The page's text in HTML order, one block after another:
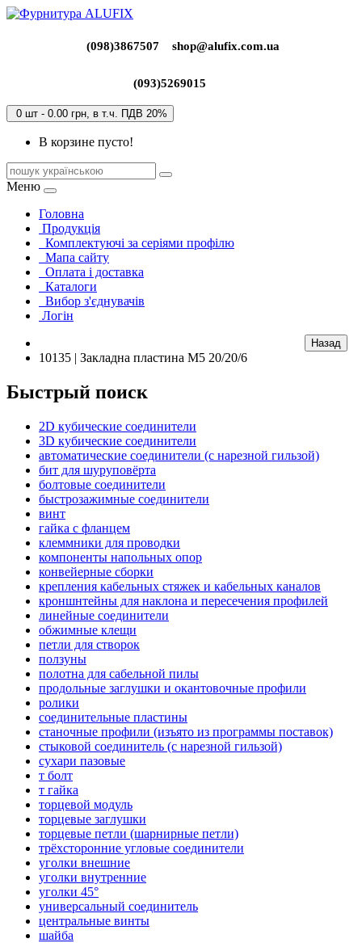
(098)3867507 shop@alufix.com.ua
(093)5269015
0 шт - 0.00 грн, в т.ч. ПДВ 20%
В корзине пусто!
Меню
Головна
Продукція
Комплектуючі за серіями профілю
Мапа сайту
Оплата і доставка
Каталоги
Вибор з'єднувачів
Логін
10135 | Закладна пластина М5 20/20/6
Быстрый поиск
2D кубические соединители
3D кубические соединители
автоматические соединители (с нарезной гильзой)
бит для шуруповёрта
болтовые соединители
быстрозажимные соединители
винт
гайка с фланцем
клеммники для проводки
компоненты напольных опор
конвейерные сборки
крепления кабельных стяжек и кабельных каналов
кроншнтейны для наклона и пересечения профилей
линейные соединители
обжимные клещи
петли для створок
ползуны
полотна для сабельной пилы
продольные заглушки и окантовочные профили
ролики
соединительные пластины
станочные профили (изъято из программы поставок)
стыковой соединитель (с нарезной гильзой)
сухари пазовые
т болт
т гайка
торцевой модуль
торцевые заглушки
торцевые петли (шарнирные петли)
трёхсторонние угловые соединители
уголки внешние
уголки внутренние
уголки 45°
универсальный соединитель
центральные винты
шайба